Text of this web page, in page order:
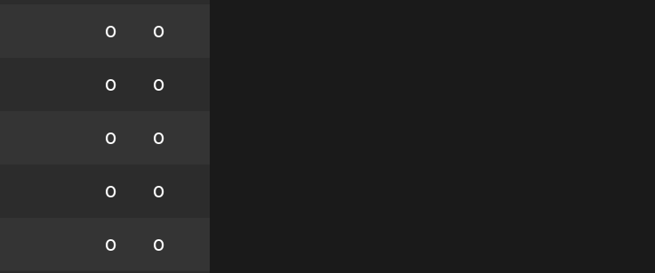
0 0
0 0
0 0
0 0
0 0